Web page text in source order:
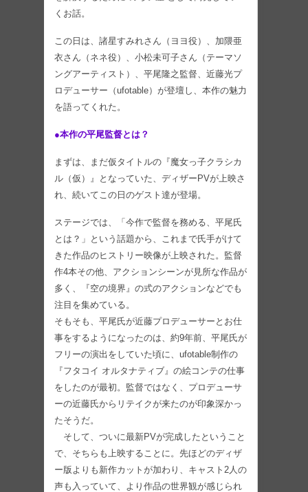
くお話。
この日は、諸星すみれさん（ヨヨ役）、加隈亜
衣さん（ネネ役）、小松未可子さん（テーマソ
ングアーティスト）、平尾隆之監督、近藤光プ
ロデューサー（ufotable）が登壇し、本作の魅力
を語ってくれた。
●本作の平尾監督とは？
まずは、まだ仮タイトルの『魔女っ子クラシカ
ル（仮）』となっていた、ディザーPVが上映さ
れ、続いてこの日のゲスト達が登場。
ステージでは、「今作で監督を務める、平尾氏
とは？」という話題から、これまで氏手がけて
きた作品のヒストリー映像が上映された。監督
作4本その他、アクションシーンが見所な作品が
多く、『空の境界』の式のアクションなどでも
注目を集めている。
そもそも、平尾氏が近藤プロデューサーとお仕
事をするようになったのは、約9年前、平尾氏が
フリーの演出をしていた頃に、ufotable制作の
『フタコイ オルタナティブ』の絵コンテの仕事
をしたのが最初。監督ではなく、プロデューサ
ーの近藤氏からリテイクが来たのが印象深かっ
たそうだ。
そして、ついに最新PVが完成したということ
で、そちらも上映することに。先ほどのディザ
ー版よりも新作カットが加わり、キャスト2人の
声も入っていて、より作品の世界観が感じられ